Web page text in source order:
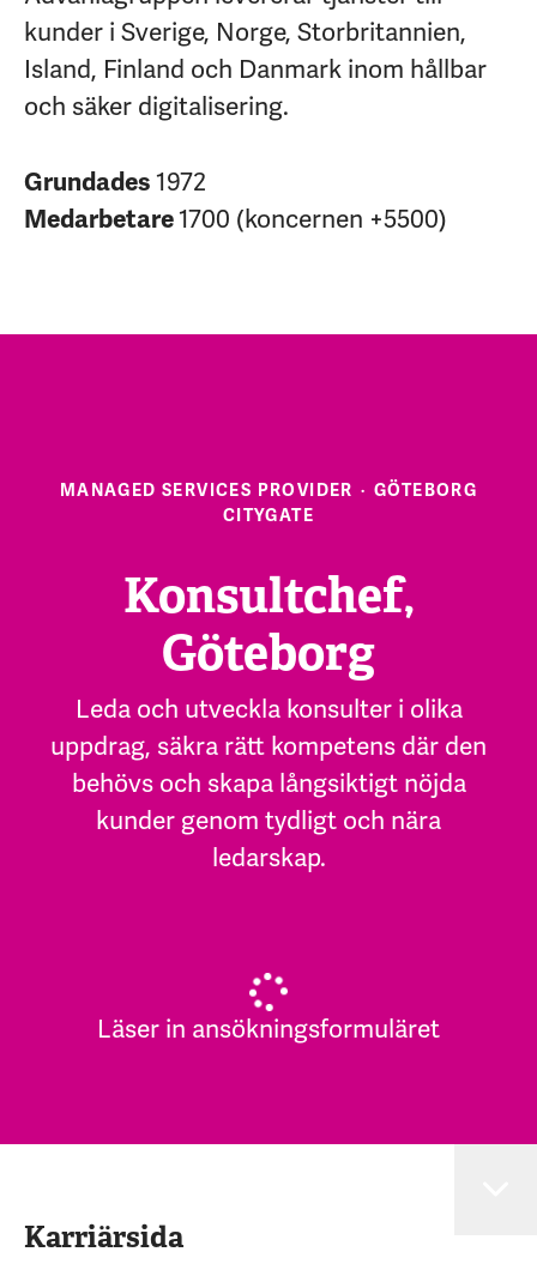
kunder i Sverige, Norge, Storbritannien,
Island, Finland och Danmark inom hållbar
och säker digitalisering.
Grundades1972
Medarbetare1700 (koncernen +5500)
MANAGED SERVICES PROVIDER · GÖTEBORG
CITYGATE
Konsultchef,
Göteborg
Leda och utveckla konsulter i olika
uppdrag, säkra rätt kompetens där den
behövs och skapa långsiktigt nöjda
kunder genom tydligt och nära
ledarskap.
Läser in ansökningsformuläret
Karriärsida